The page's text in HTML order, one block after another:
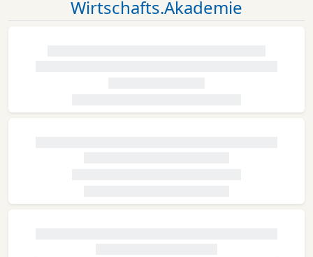
Wirtschafts.Akademie